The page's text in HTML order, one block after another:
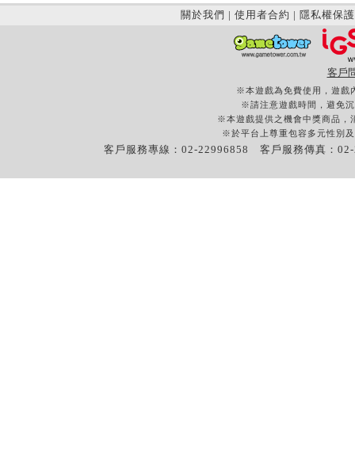
關於我們 | 使用者合約 | 隱私權保護
客戶
※本遊戲為免費使用，遊戲
※請注意遊戲時間，避免
※本遊戲提供之機會中獎商品，
※於平台上尊重包容多元性別
客戶服務專線：02-22996858 客戶服務傳真：